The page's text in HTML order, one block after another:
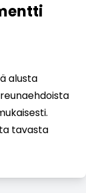
alusta
tavasta